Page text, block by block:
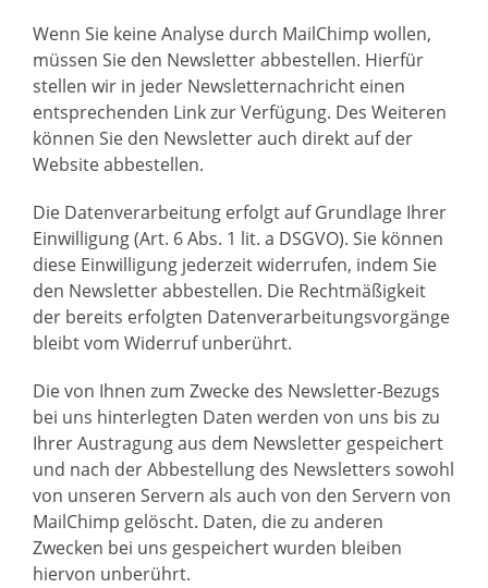
Wenn Sie keine Analyse durch MailChimp wollen,
müssen Sie den Newsletter abbestellen. Hierfür
stellen wir in jeder Newsletternachricht einen
entsprechenden Link zur Verfügung. Des Weiteren
können Sie den Newsletter auch direkt auf der
Website abbestellen.
Die Datenverarbeitung erfolgt auf Grundlage Ihrer
Einwilligung (Art. 6 Abs. 1 lit. a DSGVO). Sie können
diese Einwilligung jederzeit widerrufen, indem Sie
den Newsletter abbestellen. Die Rechtmäßigkeit
der bereits erfolgten Datenverarbeitungsvorgänge
bleibt vom Widerruf unberührt.
Die von Ihnen zum Zwecke des Newsletter-Bezugs
bei uns hinterlegten Daten werden von uns bis zu
Ihrer Austragung aus dem Newsletter gespeichert
und nach der Abbestellung des Newsletters sowohl
von unseren Servern als auch von den Servern von
MailChimp gelöscht. Daten, die zu anderen
Zwecken bei uns gespeichert wurden bleiben
hiervon unberührt.